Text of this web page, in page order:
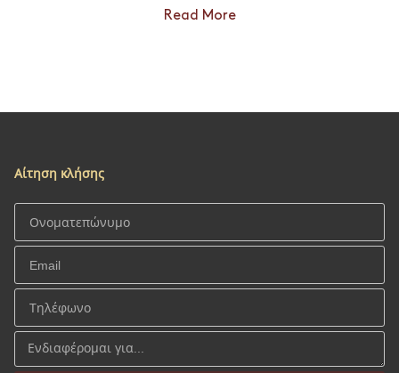
Read More
Αίτηση κλήσης